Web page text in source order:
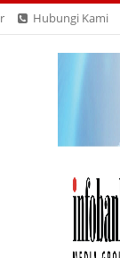
Hubungi Kami